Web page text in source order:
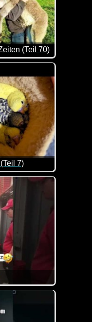
(Teil 70)
mit ein paar
7)
von lustigen
nur noch mit dem Kopf